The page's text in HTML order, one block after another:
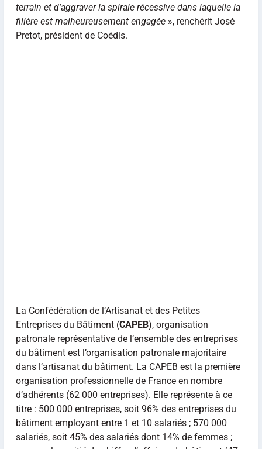
terrain et d’aggraver la spirale récessive dans laquelle la
filière est malheureusement engagée», renchérit José
Pretot, président de Coédis.
La Confédération de l’Artisanat et des Petites
Entreprises du Bâtiment (CAPEB), organisation
patronale représentative de l’ensemble des entreprises
du bâtiment est l’organisation patronale majoritaire
dans l’artisanat du bâtiment. La CAPEB est la première
organisation professionnelle de France en nombre
d’adhérents (62 000 entreprises). Elle représente à ce
titre : 500 000 entreprises, soit 96% des entreprises du
bâtiment employant entre 1 et 10 salariés ; 570 000
salariés, soit 45% des salariés dont 14% de femmes ;